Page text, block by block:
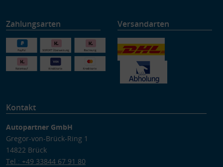
Zahlungsarten Versandarten
Kontakt
Autopartner GmbH
Gregor-von-Brück-Ring 1
14822 Brück
Tel.: +49 33844 67 91 80